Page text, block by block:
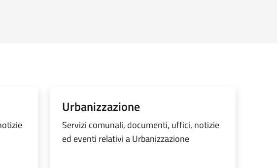
Urbanizzazione
Servizi comunali, documenti, uffici, notizie
ed eventi relativi a Urbanizzazione